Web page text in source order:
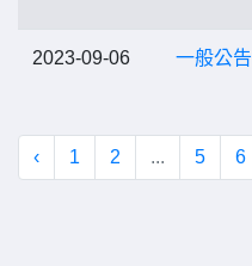
2023-09-06 一般公告
‹ 1 2 ... 5 6